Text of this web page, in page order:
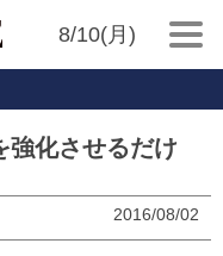
8/10(月)
強化させるだけ
2016/08/02